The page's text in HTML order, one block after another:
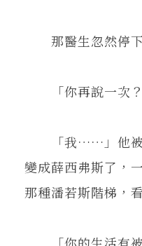
那醫生忽然停下
「你再說一次？
「我……」他被
變成薛西弗斯了，
那種潘若斯階梯，